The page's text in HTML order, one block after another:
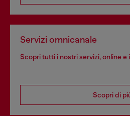
Servizi omnicanale
Scopri tutti i nostri servizi, online e
Scopri di